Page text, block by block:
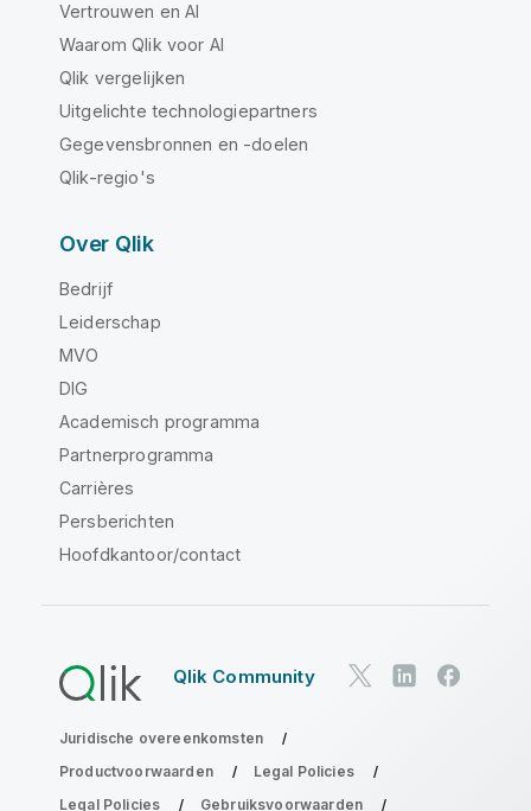
Vertrouwen en AI
Waarom Qlik voor AI
Qlik vergelijken
Uitgelichte technologiepartners
Gegevensbronnen en -doelen
Qlik-regio's
Over Qlik
Bedrijf
Leiderschap
MVO
DIG
Academisch programma
Partnerprogramma
Carrières
Persberichten
Hoofdkantoor/contact
Qlik Community
Juridische overeenkomsten
Productvoorwaarden
Legal Policies
Legal Policies
Gebruiksvoorwaarden